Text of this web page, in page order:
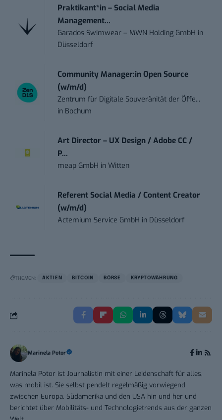
Praktikant*in – Social Media
Management...
Garados Swimwear – MWN Holding GmbH in
Düsseldorf
Community Manager:in Open Source
(w/m/d)
Zentrum für Digitale Souveränität der Öffe...
in Bochum
Art Director – UX Design / Adobe CC /
P...
meap GmbH inWitten
Referent Social Media / Content Creator
(w/m/d)
Actemium Service GmbH in Düsseldorf
THEMEN: AKTIEN BITCOIN BÖRSE KRYPTOWÄHRUNG
Marinela Potor
Marinela Potor ist Journalistin mit einer Leidenschaft für alles,
was mobil ist. Sie selbst pendelt regelmäßig vorwiegend
zwischen Europa, Südamerika und den USA hin und her und
berichtet über Mobilitäts- und Technologietrends aus der ganzen